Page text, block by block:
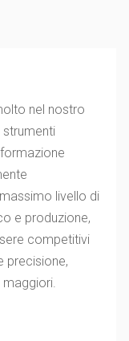
nel nostro
livello di
e produzione,
competitivi
precisione,